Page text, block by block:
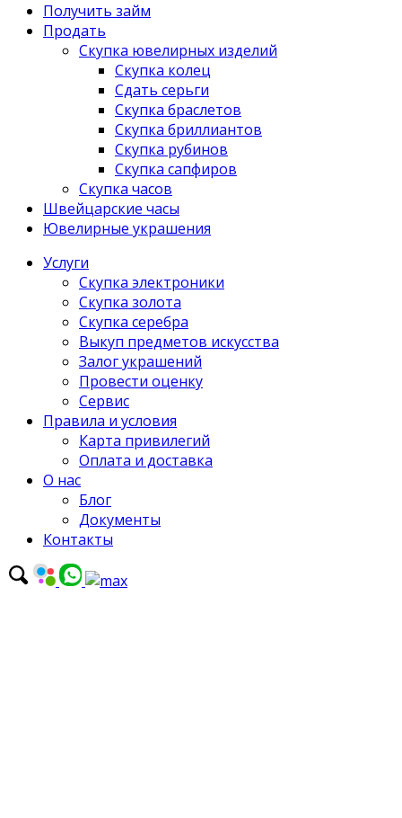
Получить займ
Продать
Скупка ювелирных изделий
Скупка колец
Сдать серьги
Скупка браслетов
Скупка бриллиантов
Скупка рубинов
Скупка сапфиров
Скупка часов
Швейцарские часы
Ювелирные украшения
Услуги
Скупка электроники
Скупка золота
Скупка серебра
Выкуп предметов искусства
Залог украшений
Провести оценку
Сервис
Правила и условия
Карта привилегий
Оплата и доставка
О нас
Блог
Документы
Контакты